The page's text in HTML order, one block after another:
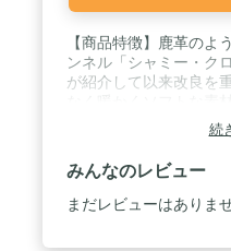
【商品特徴】鹿革のよ
ンネル「シャミー・ク
が紹介して以来改良を
ケットやレイヤーとし
ャツです。 / 【サイズ
めのフィット。 / 【素
7.5オンスのフランネル
のメーカーと開発した
続
みんなのレビュー
まだレビューはありま